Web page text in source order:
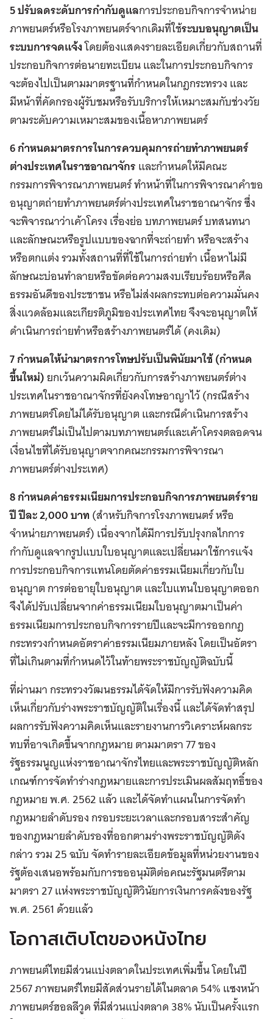
5 ปรับลดระดับการกำกับดูแลการประกอบกิจการจำหน่าย
ภาพยนตร์หรือโรงภาพยนตร์จากเดิมที่ใช้ระบบอนุญาตเป็น
ระบบการจดแจ้งโดยต้องแสดงรายละเอียดเกี่ยวกับสถานที่
ประกอบกิจการต่อนายทะเบียน และในการประกอบกิจการ
จะต้องไปเป็นตามมาตรฐานที่กำหนดในกฎกระทรวง และ
มีหน้าที่คัดกรองผู้รับชมหรือรับบริการให้เหมาะสมกับช่วงวัย
ตามระดับความเหมาะสมของเนื้อหาภาพยนตร์
6 กำหนดมาตรการในการควบคุมการถ่ายทำภาพยนตร์
ต่างประเทศในราชอาณาจักรและกำหนดให้มีคณะ
กรรมการพิจารณาภาพยนตร์ ทำหน้าที่ในการพิจารณาคำขอ
อนุญาตถ่ายทำภาพยนตร์ต่างประเทศในราชอาณาจักร ซึ่ง
จะพิจารณาว่าเค้าโครง เรื่องย่อ บทภาพยนตร์ บทสนทนา
และลักษณะหรือรูปแบบของฉากที่จะถ่ายทำ หรือจะสร้าง
หรือตกแต่ง รวมทั้งสถานที่ที่ใช้ในการถ่ายทำ เนื้อหาไม่มี
ลักษณะบ่อนทำลายหรือขัดต่อความสงบเรียบร้อยหรือศีล
ธรรมอันดีของประชาชน หรือไม่ส่งผลกระทบต่อความมั่นคง
สิ่งแวดล้อมและเกียรติภูมิของประเทศไทย จึงจะอนุญาตให้
ดำเนินการถ่ายทำหรือสร้างภาพยนตร์ได้ (คงเดิม)
7 กำหนดให้นำมาตรการโทษปรับเป็นพินัยมาใช้ (กำหนด
ขึ้นใหม่)ยกเว้นความผิดเกี่ยวกับการสร้างภาพยนตร์ต่าง
ประเทศในราชอาณาจักรที่ยังคงโทษอาญาไว้ (กรณีสร้าง
ภาพยนตร์โดยไม่ได้รับอนุญาต และกรณีดำเนินการสร้าง
ภาพยนตร์ไม่เป็นไปตามบทภาพยนตร์และเค้าโครงตลอดจน
เงื่อนไขที่ได้รับอนุญาตจากคณะกรรมการพิจารณา
ภาพยนตร์ต่างประเทศ)
8 กำหนดค่าธรรมเนียมการประกอบกิจการภาพยนตร์ราย
ปี ปีละ 2,000 บาท(สำหรับกิจการโรงภาพยนตร์ หรือ
จำหน่ายภาพยนตร์) เนื่องจากได้มีการปรับปรุงกลไกการ
กำกับดูแลจากรูปแบบใบอนุญาตและเปลี่ยนมาใช้การแจ้ง
การประกอบกิจการแทนโดยตัดค่าธรรมเนียมเกี่ยวกับใบ
อนุญาต การต่ออายุใบอนุญาต และใบแทนใบอนุญาตออก
จึงได้ปรับเปลี่ยนจากค่าธรรมเนียมใบอนุญาตมาเป็นค่า
ธรรมเนียมการประกอบกิจการรายปีและจะมีการออกกฎ
กระทรวงกำหนดอัตราค่าธรรมเนียมภายหลัง โดยเป็นอัตรา
ที่ไม่เกินตามที่กำหนดไว้ในท้ายพระราชบัญญัติฉบับนี้
ที่ผ่านมา กระทรวงวัฒนธรรมได้จัดให้มีการรับฟังความคิด
เห็นเกี่ยวกับร่างพระราชบัญญัติในเรื่องนี้ และได้จัดทำสรุป
ผลการรับฟังความคิดเห็นและรายงานการวิเคราะห์ผลกระ
ทบที่อาจเกิดขึ้นจากกฎหมาย ตามมาตรา 77 ของ
รัฐธรรมนูญแห่งราชอาณาจักรไทยและพระราชบัญญัติหลัก
เกณฑ์การจัดทำร่างกฎหมายและการประเมินผลสัมฤทธิ์ของ
กฎหมาย พ.ศ. 2562 แล้ว และได้จัดทำแผนในการจัดทำ
กฎหมายลำดับรอง กรอบระยะเวลาและกรอบสาระสำคัญ
ของกฎหมายลำดับรองที่ออกตามร่างพระราชบัญญัติดัง
กล่าว รวม 25 ฉบับ จัดทำรายละเอียดข้อมูลที่หน่วยงานของ
รัฐต้องเสนอพร้อมกับการขออนุมัติต่อคณะรัฐมนตรีตาม
มาตรา 27 แห่งพระราชบัญญัติวินัยการเงินการคลังของรัฐ
พ.ศ. 2561 ด้วยแล้ว
โอกาสเติบโตของหนังไทย
ภาพยนต์ไทยมีส่วนแบ่งตลาดในประเทศเพิ่มขึ้น โดยในปี
2567 ภาพยนตร์ไทยมีสัดส่วนรายได้ในตลาด 54% แซงหน้า
ภาพยนตร์ฮอลลีวูด ที่มีส่วนแบ่งตลาด 38% นับเป็นครั้งแรก